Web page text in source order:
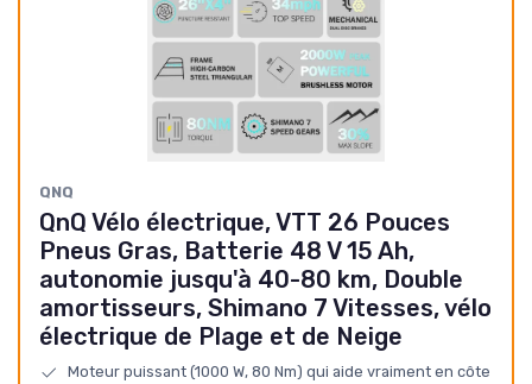
QNQ
QnQ Vélo électrique, VTT 26 Pouces
Pneus Gras, Batterie 48 V 15 Ah,
autonomie jusqu'à 40-80 km, Double
amortisseurs, Shimano 7 Vitesses, vélo
électrique de Plage et de Neige
Moteur puissant (1000 W, 80 Nm) qui aide vraiment en côte